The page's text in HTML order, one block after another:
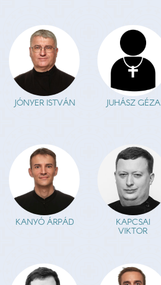
JÓNYER ISTVÁN JUHÁSZ GÉZA
KANYÓ ÁRPÁD KAPCSAI
VIKTOR